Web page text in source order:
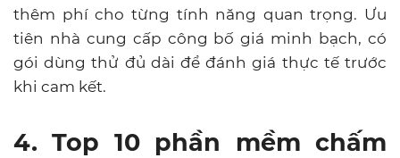
thêm phí cho từng tính năng quan trọng. Ưu
tiên nhà cung cấp công bố giá minh bạch, có
gói dùng thử đủ dài để đánh giá thực tế trước
khi cam kết.
4. Top 10 phần mềm chấm